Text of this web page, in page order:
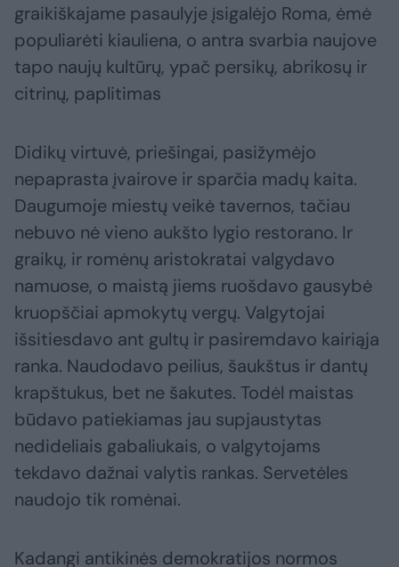
graikiškajame pasaulyje įsigalėjo Roma, ėmė
populiarėti kiauliena, o antra svarbia naujove
tapo naujų kultūrų, ypač persikų, abrikosų ir
citrinų, paplitimas
Didikų virtuvė, priešingai, pasižymėjo
nepaprasta įvairove ir sparčia madų kaita.
Daugumoje miestų veikė tavernos, tačiau
nebuvo nė vieno aukšto lygio restorano. Ir
graikų, ir romėnų aristokratai valgydavo
namuose, o maistą jiems ruošdavo gausybė
kruopščiai apmokytų vergų. Valgytojai
išsitiesdavo ant gultų ir pasiremdavo kairiąja
ranka. Naudodavo peilius, šaukštus ir dantų
krapštukus, bet ne šakutes. Todėl maistas
būdavo patiekiamas jau supjaustytas
nedideliais gabaliukais, o valgytojams
tekdavo dažnai valytis rankas. Servetėles
naudojo tik romėnai.
Kadangi antikinės demokratijos normos